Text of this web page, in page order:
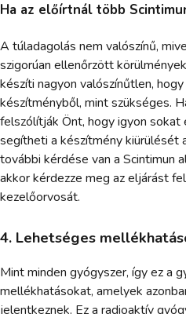
Ha az előírtnál több
A túladagolás nem valószínű,
szigorúan ellenőrzött
készíti nagyon valószínűtlen,
készítményből, mint szükséges.
felszólítják Önt, hogy igyon sokat
segítheti a készítmény kiürülését
további kérdése van a Scintimun
akkor kérdezze meg az eljárást
kezelőorvosát.
4. Lehetséges
Mint minden gyógyszer, így ez a
mellékhatásokat, amelyek
jelentkeznek. Ez a radioaktív